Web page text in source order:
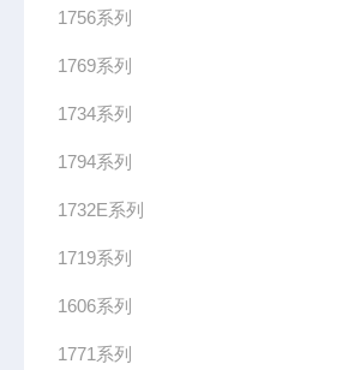
1756系列
1769系列
1734系列
1794系列
1732E系列
1719系列
1606系列
1771系列